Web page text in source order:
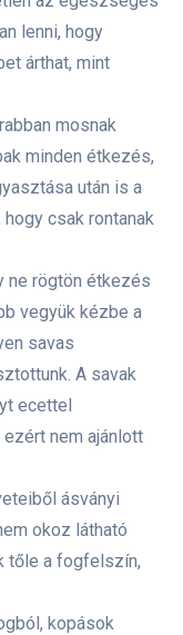
lenni, hogy
árthat, mint
mosnak
minden étkezés,
után is a
csak rontanak
ne rögtön étkezés
vegyük kézbe a
savas
A savak
ecettel
nem ajánlott
ásványi
okoz látható
tőle a fogfelszín,
kopások